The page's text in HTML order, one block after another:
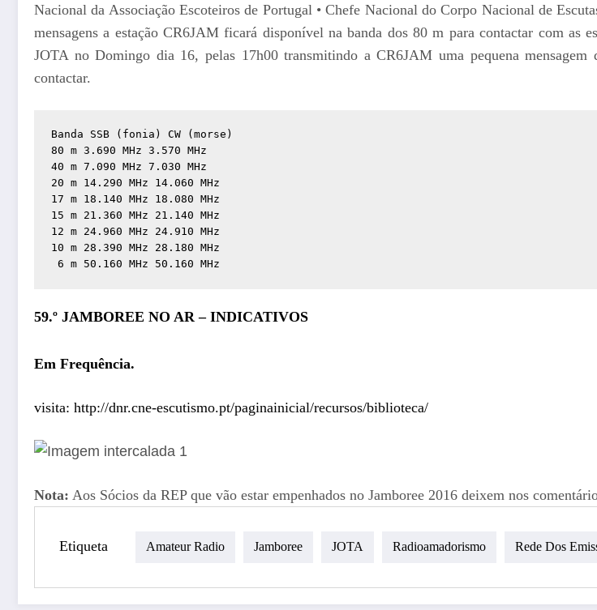
Nacional da Associação Escoteiros de Portugal • Chefe Nacional do Corpo Nacional de
mensagens a estação CR6JAM ficará disponível na banda dos 80 m para contactar com as
JOTA no Domingo dia 16, pelas 17h00 transmitindo a CR6JAM uma pequena
contactar.
Banda SSB (fonia) CW (morse)
80 m 3.690 MHz 3.570 MHz
40 m 7.090 MHz 7.030 MHz
20 m 14.290 MHz 14.060 MHz
17 m 18.140 MHz 18.080 MHz
15 m 21.360 MHz 21.140 MHz
12 m 24.960 MHz 24.910 MHz
10 m 28.390 MHz 28.180 MHz
6 m 50.160 MHz 50.160 MHz
59.º JAMBOREE NO AR – INDICATIVOS
Em Frequência.
visita: http://dnr.cne-escutismo.pt/paginainicial/recursos/biblioteca/
Nota: Aos Sócios da REP que vão estar empenhados no Jamboree 2016 deixem nos
Etiqueta Amateur Radio Jamboree JOTA Radioamadorismo Rede Dos